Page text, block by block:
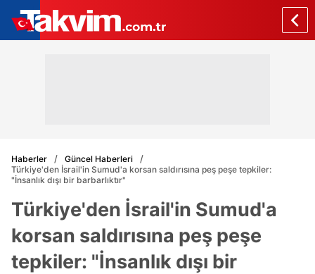
Haberler
Güncel Haberleri
Türkiye'den İsrail'in Sumud'a korsan saldırısına peş peşe tepkiler:
"İnsanlık dışı bir barbarlıktır"
Türkiye'den İsrail'in Sumud'a
korsan saldırısına peş peşe
tepkiler: "İnsanlık dışı bir